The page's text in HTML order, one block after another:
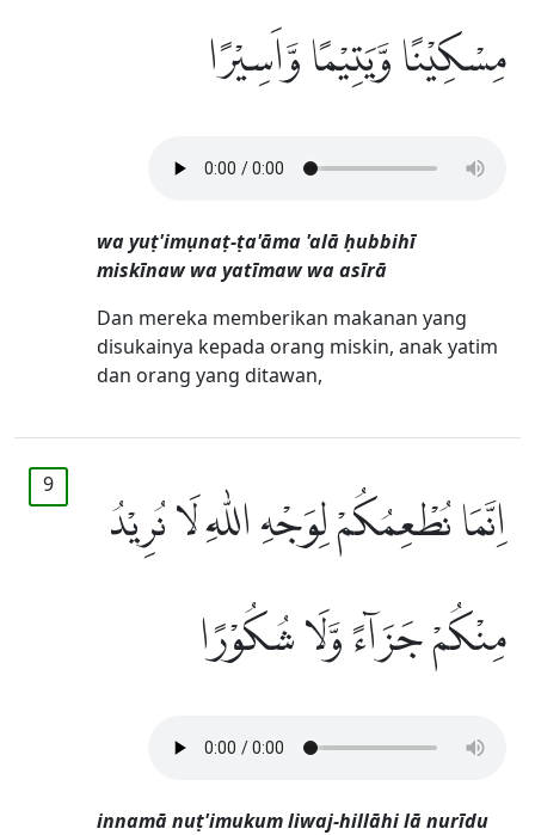
مِسْكِيْنًا وَّيَتِيْمًا وَّاَسِيْرًا
wa yuṭ'imụnaṭ-ṭa'āma 'alā ḥubbihī
miskīnaw wa yatīmaw wa asīrā
Dan mereka memberikan makanan yang
disukainya kepada orang miskin, anak yatim
dan orang yang ditawan,
9
اِنَّمَا نُطْعِمُكُمْ لِوَجْهِ اللّٰهِ لَا نُرِيْدُ
مِنْكُمْ جَزَاۤءً وَّلَا شُكُوْرًا
innamā nuṭ'imukum liwaj-hillāhi lā nurīdu